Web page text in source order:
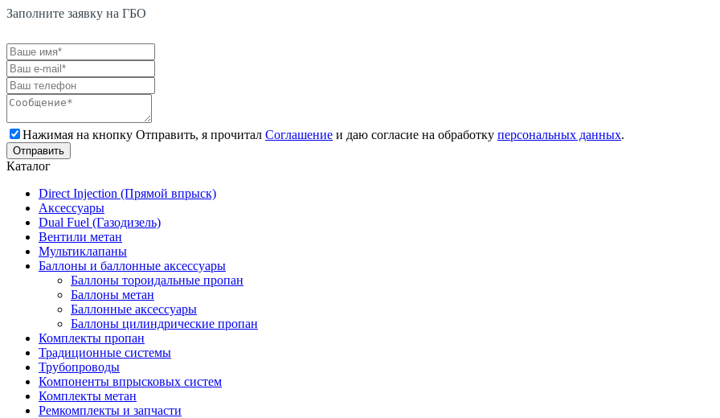
Заполните заявку на ГБО
Нажимая на кнопку Отправить, я прочитал Соглашение и даю согласие на обработку персональных данных.
Каталог
Direct Injection (Прямой впрыск)
Аксессуары
Dual Fuel (Газодизель)
Вентили метан
Мультиклапаны
Баллоны и баллонные аксессуары
Баллоны тороидальные пропан
Баллоны метан
Баллонные аксессуары
Баллоны цилиндрические пропан
Комплекты пропан
Традиционные системы
Трубопроводы
Компоненты впрысковых систем
Комплекты метан
Ремкомплекты и запчасти